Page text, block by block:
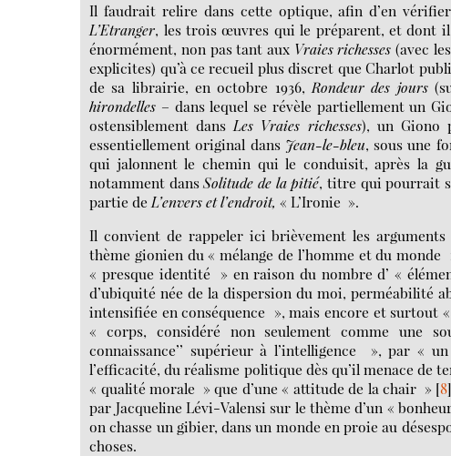
Il faudrait relire dans cette optique, afin d’en
L’Etranger, les trois œuvres qui le préparent, et dont il
énormément, non pas tant aux Vraies richesses (avec
explicites) qu’à ce recueil plus discret que Charlot
de sa librairie, en octobre 1936, Rondeur des jours
hirondelles – dans lequel se révèle partiellement un
ostensiblement dans Les Vraies richesses), un Giono
essentiellement original dans Jean-le-bleu, sous une
qui jalonnent le chemin qui le conduisit, après la
notamment dansSolitude de la pitié, titre qui pourrait
partie de L’envers et l’endroit,« L’Ironie ».
Il convient de rappeler ici brièvement les
thème gionien du « mélange de l’homme et du
« presque identité » en raison du nombre d’ «
d’ubiquité née de la dispersion du moi, perméabilité
intensifiée en conséquence », mais encore et
« corps, considéré non seulement comme une
connaissance’’ supérieur à l’intelligence », par «
l’efficacité, du réalisme politique dès qu’il menace de
« qualité morale » que d’une « attitude de la chair » [8]
par Jacqueline Lévi-Valensi sur le thème d’un «
on chasse un gibier, dans un monde en proie au
choses.